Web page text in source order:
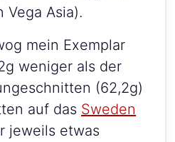
Vega Asia).
mein Exemplar
weniger als der
(62,2g)
auf das Sweden
jeweils etwas